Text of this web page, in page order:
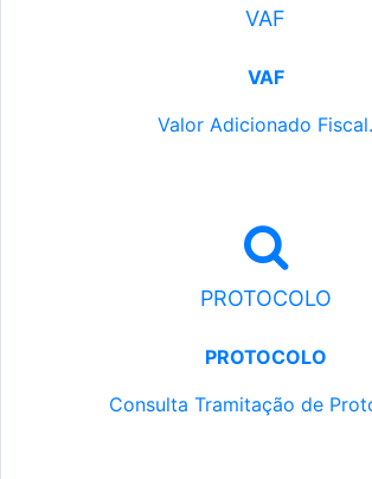
VAF
VAF
Valor Adicionado Fiscal.
PROTOCOLO
PROTOCOLO
Consulta Tramitação de